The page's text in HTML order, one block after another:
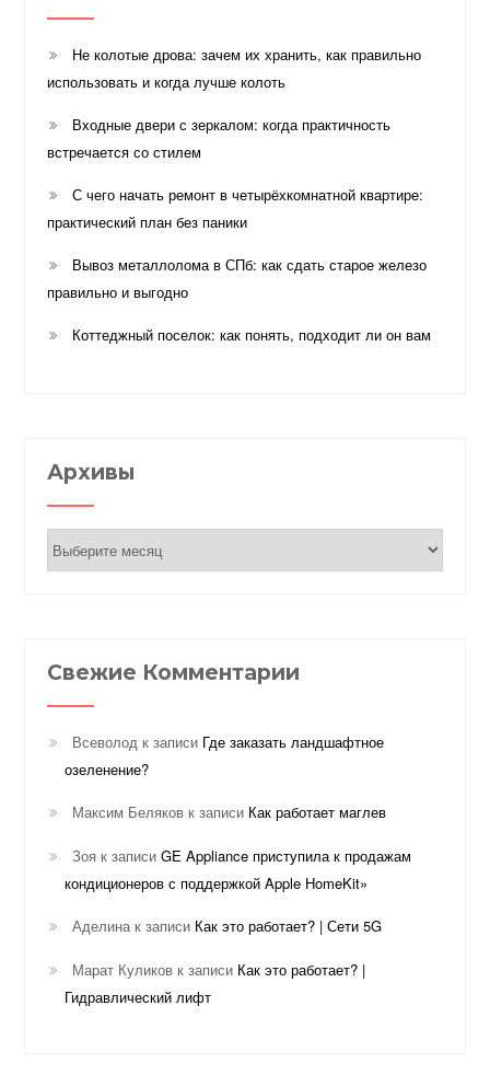
Не колотые дрова: зачем их хранить, как правильно
использовать и когда лучше колоть
Входные двери с зеркалом: когда практичность
встречается со стилем
С чего начать ремонт в четырёхкомнатной квартире:
практический план без паники
Вывоз металлолома в СПб: как сдать старое железо
правильно и выгодно
Коттеджный поселок: как понять, подходит ли он вам
Архивы
Архивы
Свежие Комментарии
Всеволод к записи Где заказать ландшафтное
озеленение?
Максим Беляков к записи Как работает маглев
Зоя к записиGE Appliance приступила к продажам
кондиционеров с поддержкой Apple HomeKit»
Аделинак записи Как это работает? | Сети 5G
Марат Куликов к записи Как это работает? |
Гидравлический лифт